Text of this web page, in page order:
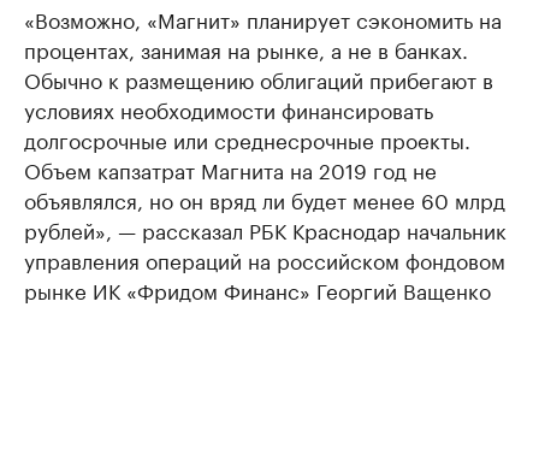
«Возможно, «Магнит» планирует сэкономить на
процентах, занимая на рынке, а не в банках.
Обычно к размещению облигаций прибегают в
условиях необходимости финансировать
долгосрочные или среднесрочные проекты.
Объем капзатрат Магнита на 2019 год не
объявлялся, но он вряд ли будет менее 60 млрд
рублей», — рассказал РБК Краснодар начальник
управления операций на российском фондовом
рынке ИК «Фридом Финанс» Георгий Ващенко